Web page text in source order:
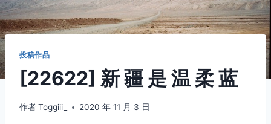
投稿作品
[22622] 新 疆 是 温 柔 蓝
作者Toggiii_ 2020 年 11 月 3 日